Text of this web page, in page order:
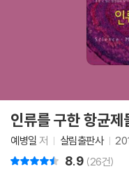
인류를 구한 항균
예병일 저 살림출판사
8.9 (26건)